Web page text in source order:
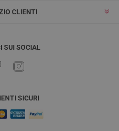
CLIENTI
SUI SOCIAL
SICURI